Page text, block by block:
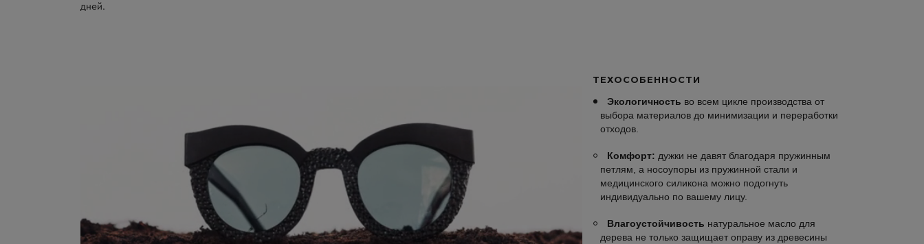
дней.
ТЕХОСОБЕННОСТИ
Экологичность во всем цикле производства от
выбора материалов до минимизации и переработки
отходов.
Комфорт: дужки не давят благодаря пружинным
петлям, а носоупоры из пружинной стали и
медицинского силикона можно подогнуть
индивидуально по вашему лицу.
Влагоустойчивость натуральное масло для
дерева не только защищает оправу из древесины